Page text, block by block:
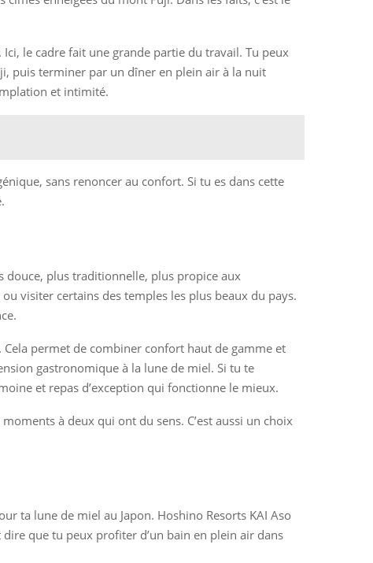
Ici, le cadre fait une grande partie du travail. Tu peux
puis terminer par un dîner en plein air à la nuit
et intimité.
sans renoncer au confort. Si tu es dans cette
douce, plus traditionnelle, plus propice aux
visiter certains des temples les plus beaux du pays.
Cela permet de combiner confort haut de gamme et
gastronomique à la lune de miel. Si tu te
et repas d’exception qui fonctionne le mieux.
à deux qui ont du sens. C’est aussi un choix
ta lune de miel au Japon. Hoshino Resorts KAI Aso
que tu peux profiter d’un bain en plein air dans